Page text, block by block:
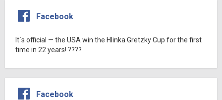
Facebook
It´s official — the USA win the Hlinka Gretzky Cup for the first
time in 22 years! ????
Facebook